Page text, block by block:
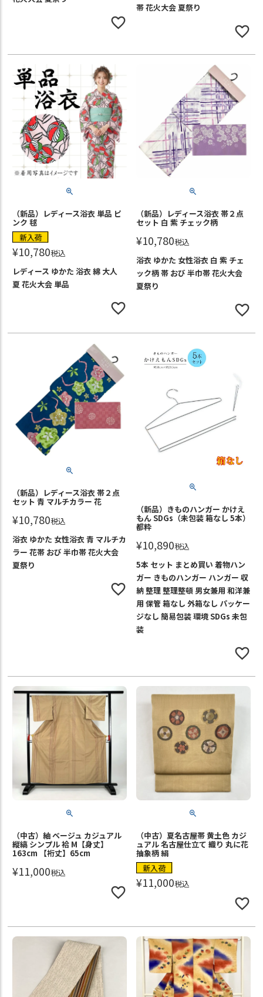
帯 花火大会 夏祭り
（新品）レディース浴衣 単品 ピ
ンク 毬
新入荷
¥10,780税込
レディース ゆかた 浴衣 綿 大人
夏 花火大会 単品
（新品）レディース浴衣 帯２点
セット 白 紫 チェック柄
¥10,780税込
浴衣 ゆかた 女性浴衣 白 紫 チェ
ック柄 帯 おび 半巾帯 花火大会
夏祭り
（新品）レディース浴衣 帯２点
セット 青 マルチカラー 花
¥10,780税込
浴衣 ゆかた 女性浴衣 青 マルチカ
ラー 花帯 おび 半巾帯 花火大会
夏祭り
（新品）きものハンガー かけえ
もん SDGs（未包装 箱なし 5本）
都粋
¥10,890税込
5本 セット まとめ買い 着物ハン
ガー きものハンガー ハンガー 収
納 整理 整理整頓 男女兼用 和洋兼
用 保管 箱なし 外箱なし パッケー
ジなし 簡易包装 環境 SDGs 未包
装
（中古）紬 ベージュ カジュアル
縦縞 シンプル 袷 M【身丈】
163cm 【裄丈】65cm
¥11,000税込
（中古）夏名古屋帯 黄土色 カジ
ュアル 名古屋仕立て 織り 丸に花
抽象柄 絹
新入荷
¥11,000税込